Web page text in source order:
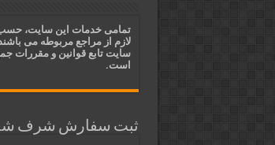
قویترین
دعای افزایش
تمامی خدمات این سایت،
لازم از مراجع مربوطه می
سایت تابع قوانین و مقررات
است.
ثبت سفارش شرف شمس